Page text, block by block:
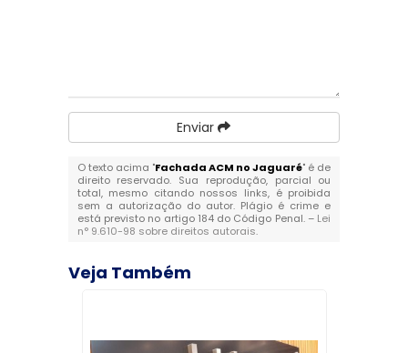
Enviar
O texto acima "Fachada ACM no Jaguaré" é de
direito reservado. Sua reprodução, parcial ou
total, mesmo citando nossos links, é proibida
sem a autorização do autor. Plágio é crime e
está previsto no artigo 184 do Código Penal. – Lei
n° 9.610-98 sobre direitos autorais.
Veja Também